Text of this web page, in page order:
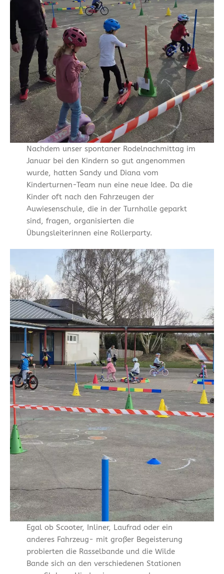
Nachdem unser spontaner Rodelnachmittag im
Januar bei den Kindern so gut angenommen
wurde, hatten Sandy und Diana vom
Kinderturnen-Team nun eine neue Idee. Da die
Kinder oft nach den Fahrzeugen der
Auwiesenschule, die in der Turnhalle geparkt
sind, fragen, organisierten die
Übungsleiterinnen eine Rollerparty.
Egal ob Scooter, Inliner, Laufrad oder ein
anderes Fahrzeug- mit großer Begeisterung
probierten die Rasselbande und die Wilde
Bande sich an den verschiedenen Stationen